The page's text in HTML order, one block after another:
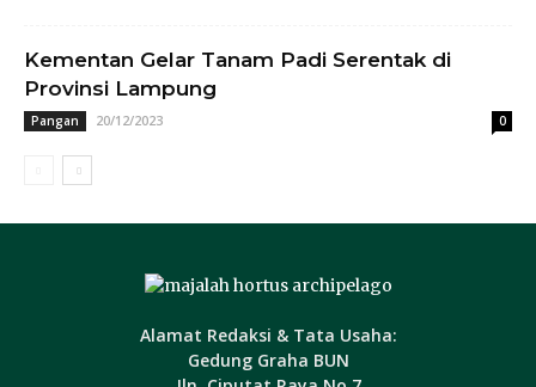
Kementan Gelar Tanam Padi Serentak di
Provinsi Lampung
Pangan 20/12/2023 0
Alamat Redaksi & Tata Usaha:
Gedung Graha BUN